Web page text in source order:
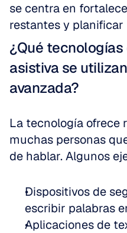
se centra en
restantes y planificar
¿Qué
asistiva se
avanzada?
La tecnología ofrece
muchas personas
de hablar. Algunos
Dispositivos de
escribir palabras
Aplicaciones de